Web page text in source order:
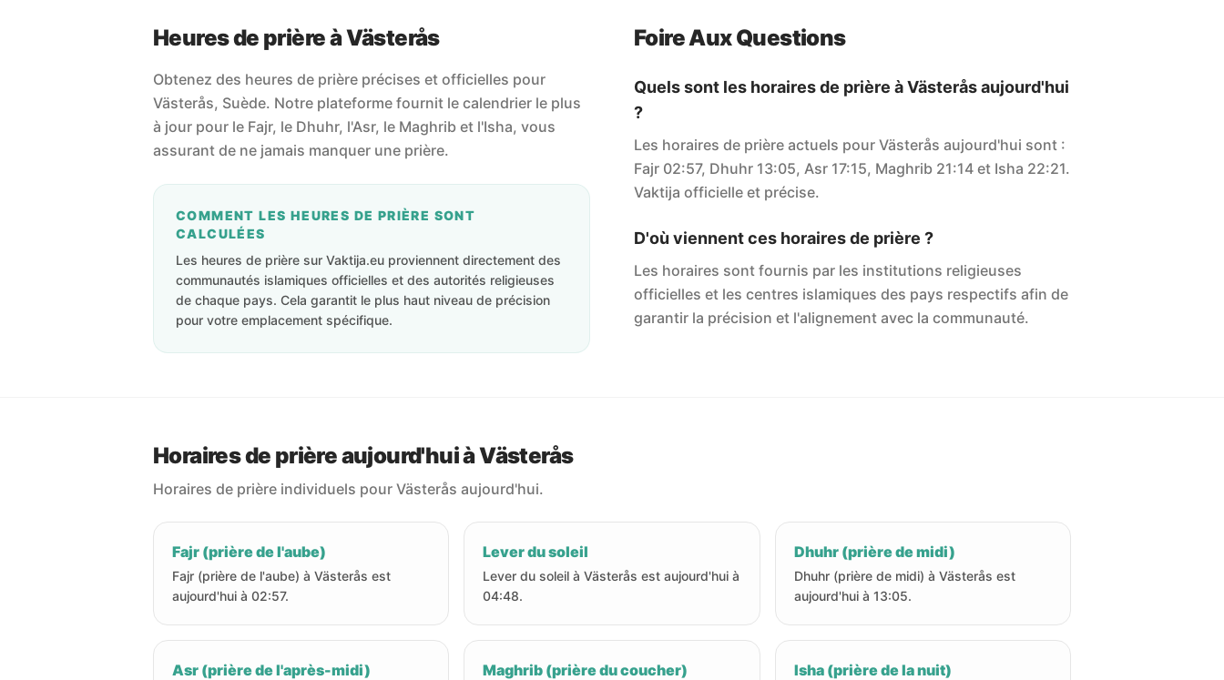
Heures de prière à Västerås
Obtenez des heures de prière précises et officielles pour
Västerås, Suède. Notre plateforme fournit le calendrier le plus
à jour pour le Fajr, le Dhuhr, l'Asr, le Maghrib et l'Isha, vous
assurant de ne jamais manquer une prière.
COMMENT LES HEURES DE PRIÈRE SONT
CALCULÉES
Les heures de prière sur Vaktija.eu proviennent directement des
communautés islamiques officielles et des autorités religieuses
de chaque pays. Cela garantit le plus haut niveau de précision
pour votre emplacement spécifique.
Foire Aux Questions
Quels sont les horaires de prière à Västerås aujourd'hui
?
Les horaires de prière actuels pour Västerås aujourd'hui sont :
Fajr 02:57, Dhuhr 13:05, Asr 17:15, Maghrib 21:14 et Isha 22:21.
Vaktija officielle et précise.
D'où viennent ces horaires de prière ?
Les horaires sont fournis par les institutions religieuses
officielles et les centres islamiques des pays respectifs afin de
garantir la précision et l'alignement avec la communauté.
Horaires de prière aujourd'hui à Västerås
Horaires de prière individuels pour Västerås aujourd'hui.
Fajr (prière de l'aube)
Fajr (prière de l'aube) à Västerås est
aujourd'hui à 02:57.
Lever du soleil
Lever du soleil à Västerås est aujourd'hui à
04:48.
Dhuhr (prière de midi)
Dhuhr (prière de midi) à Västerås est
aujourd'hui à 13:05.
Asr (prière de l'après-midi) Maghrib (prière du coucher) Isha (prière de la nuit)